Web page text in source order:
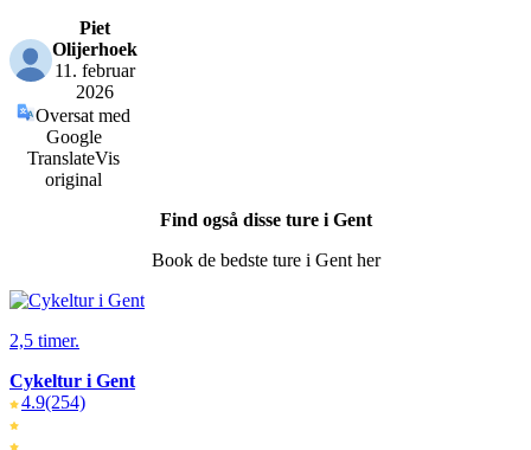
Piet
Olijerhoek
11. februar
2026
Oversat med
Google
TranslateVis
original
Find også disse ture i Gent
Book de bedste ture i Gent her
2,5 timer.
Cykeltur i Gent
4.9(254)